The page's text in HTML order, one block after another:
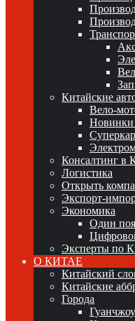
Китайские
Вело-
Новинки
Консалтинг в
Логистика
Открыть
Экспорт-
Экономика
Один
Эксперты по
О КИТАЕ
Китайский
Китайские
Города